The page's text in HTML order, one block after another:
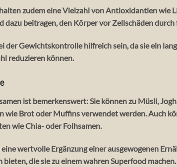
zudem eine Vielzahl von Antioxidantien wie
dazu beitragen, den Körper vor Zellschäden durch
der Gewichtskontrolle hilfreich sein, da sie ein
reduzieren können.
ist bemerkenswert: Sie können zu Müsli,
wie Brot oder Muffins verwendet werden. Auch
wie Chia- oder Folhsamen.
wertvolle Ergänzung einer ausgewogenen
die sie zu einem wahren Superfood machen.